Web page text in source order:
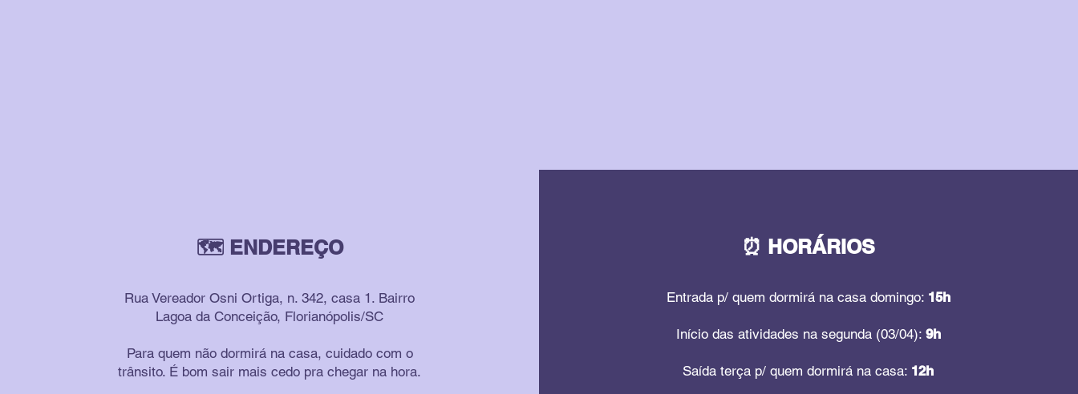
🗺 ENDEREÇO
Rua Vereador Osni Ortiga, n. 342, casa 1. Bairro
Lagoa da Conceição, Florianópolis/SC
Para quem não dormirá na casa, cuidado com o
trânsito. É bom sair mais cedo pra chegar na hora.
⏰ HORÁRIOS
Entrada p/ quem dormirá na casa domingo: 15h
Início das atividades na segunda (03/04): 9h
Saída terça p/ quem dormirá na casa: 12h